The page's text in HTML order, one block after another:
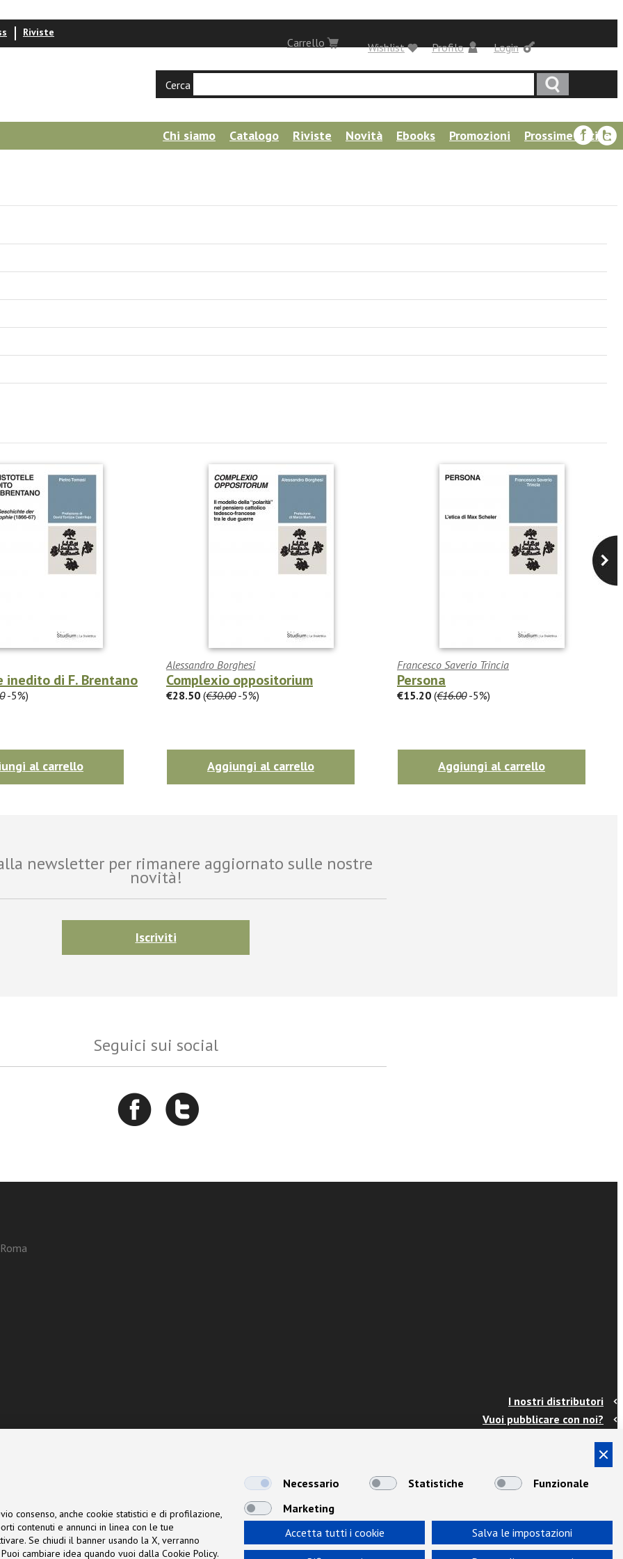
Login
Carrello
Riviste
Profilo
Wishlist
Cerca
Chi siamo Catalogo Riviste Novità Ebooks Promozioni
Prossime uscite
inedito di F. Brentano
-5%)
al carrello
Alessandro Borghesi
Complexio oppositorium
€28.50 (€30.00-5%)
Aggiungi al carrello
Francesco Saverio Trincia
Persona
€15.20 (€16.00-5%)
Aggiungi al carrello
newsletter per rimanere aggiornato sulle nostre
novità!
Iscriviti
Seguici sui social
I nostri distributori
Vuoi pubblicare con noi?
Info e spedizioni
Termini e condizioni
Cookies
Area Docenti
Newsletter
consenso, anche cookie statistici e di profilazione,
contenuti e annunci in linea con le tue
Se chiudi il banner usando la X, verranno
cambiare idea quando vuoi dalla Cookie Policy.
Necessario Statistiche
Funzionale
Marketing
Accetta tutti i cookie
Salva le impostazioni